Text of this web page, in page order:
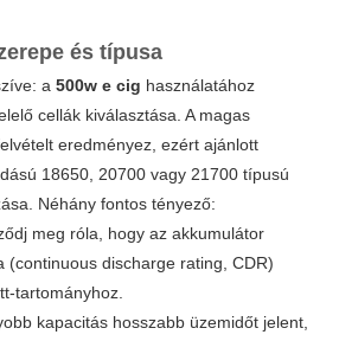
és típusa
a 500w e cig használatához
cellák kiválasztása. A magas
eredményez, ezért ajánlott
18650, 20700 vagy 21700 típusú
Néhány fontos tényező:
meg róla, hogy az akkumulátor
(continuous discharge rating, CDR)
tartományhoz.
kapacitás hosszabb üzemidőt jelent,